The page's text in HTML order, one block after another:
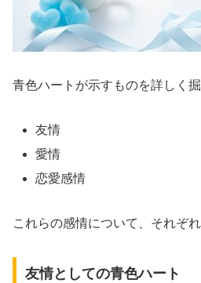
青色ハートが示すものを詳しく
友情
愛情
恋愛感情
これらの感情について、それぞ
友情としての青色ハート